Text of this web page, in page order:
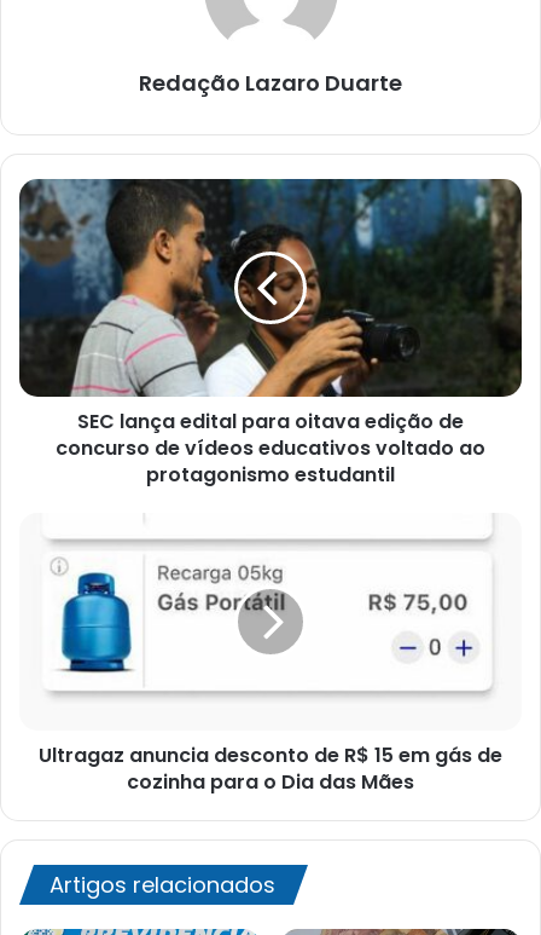
Redação Lazaro Duarte
SEC
lança
edital
para
edição
concurso
de
educativos
estudantil
SEC lança edital para oitava edição de
concurso de vídeos educativos voltado ao
protagonismo estudantil
anuncia
desconto
cozinha
Mães
Ultragaz anuncia desconto de R$ 15 em gás de
cozinha para o Dia das Mães
Artigos relacionados